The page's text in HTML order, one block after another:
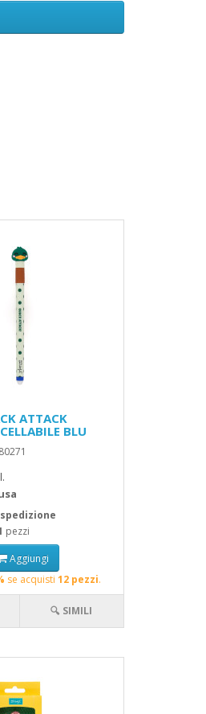
ATTACK
BLU
pezzi
Aggiungi
se acquisti12 pezzi.
🔍 SIMILI